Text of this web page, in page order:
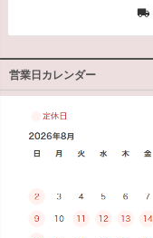
営業日カレンダー